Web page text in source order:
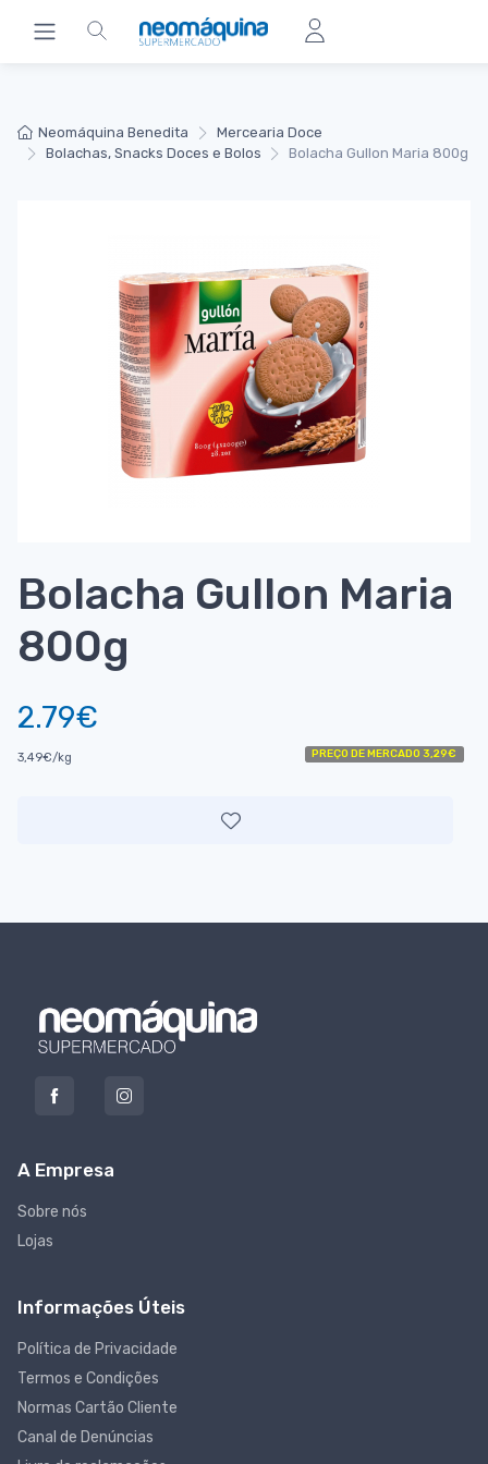
Neomáquina Benedita
Mercearia Doce
Bolachas, Snacks Doces e Bolos
Bolacha Gullon Maria 800g
Bolacha Gullon Maria
800g
2.79€
3,49€/kg PREÇO DE MERCADO 3,29€
A Empresa
Sobre nós
Lojas
Informações Úteis
Política de Privacidade
Termos e Condições
Normas Cartão Cliente
Canal de Denúncias